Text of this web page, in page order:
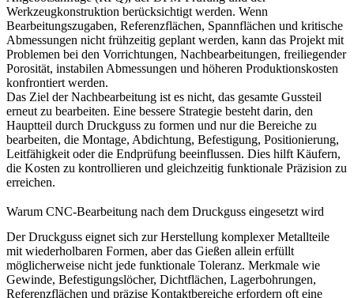
Werkzeugkonstruktion berücksichtigt werden. Wenn
Bearbeitungszugaben, Referenzflächen, Spannflächen und kritische
Abmessungen nicht frühzeitig geplant werden, kann das Projekt mit
Problemen bei den Vorrichtungen, Nachbearbeitungen, freiliegender
Porosität, instabilen Abmessungen und höheren Produktionskosten
konfrontiert werden.
Das Ziel der Nachbearbeitung ist es nicht, das gesamte Gussteil
erneut zu bearbeiten. Eine bessere Strategie besteht darin, den
Hauptteil durch Druckguss zu formen und nur die Bereiche zu
bearbeiten, die Montage, Abdichtung, Befestigung, Positionierung,
Leitfähigkeit oder die Endprüfung beeinflussen. Dies hilft Käufern,
die Kosten zu kontrollieren und gleichzeitig funktionale Präzision zu
erreichen.
Warum CNC-Bearbeitung nach dem Druckguss eingesetzt wird
Der Druckguss eignet sich zur Herstellung komplexer Metallteile
mit wiederholbaren Formen, aber das Gießen allein erfüllt
möglicherweise nicht jede funktionale Toleranz. Merkmale wie
Gewinde, Befestigungslöcher, Dichtflächen, Lagerbohrungen,
Referenzflächen und präzise Kontaktbereiche erfordern oft eine